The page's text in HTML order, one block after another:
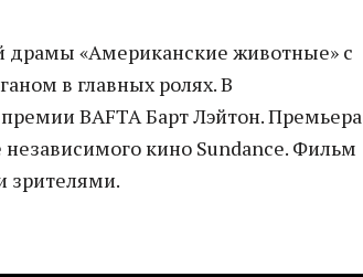
«Американские животные» с
в главных ролях. В
BAFTA Барт Лэйтон. Премьера
кино Sundance. Фильм
зрителями.